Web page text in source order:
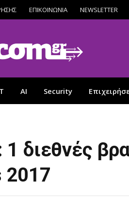
ΕΠΙΚΟΙΝΩΝΙΑ NEWSLETTER
AI Security
διεθνές
2017